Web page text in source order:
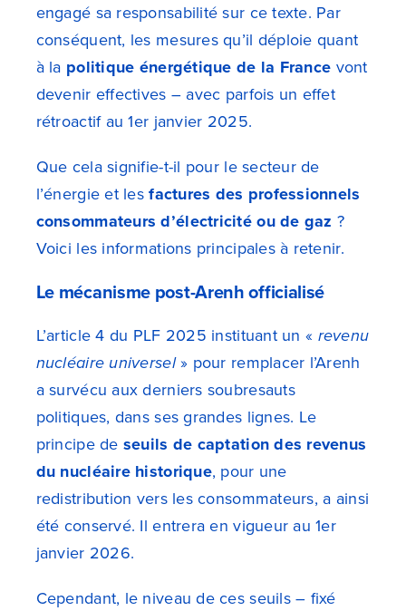
engagé sa responsabilité sur ce texte. Par
conséquent, les mesures qu’il déploie quant
à la politique énergétique de la France vont
devenir effectives – avec parfois un effet
rétroactif au 1er janvier 2025.
Que cela signifie-t-il pour le secteur de
l’énergie et lesfactures des professionnels
consommateurs d’électricité ou de gaz ?
Voici les informations principales à retenir.
Le mécanisme post-Arenh officialisé
L’article 4 du PLF 2025 instituant un « revenu
nucléaire universel» pour remplacer l’Arenh
a survécu aux derniers soubresauts
politiques, dans ses grandes lignes. Le
principe de seuils de captation des revenus
du nucléaire historique, pour une
redistribution vers les consommateurs, a ainsi
été conservé. Il entrera en vigueur au 1er
janvier 2026.
Cependant, le niveau de ces seuils – fixé